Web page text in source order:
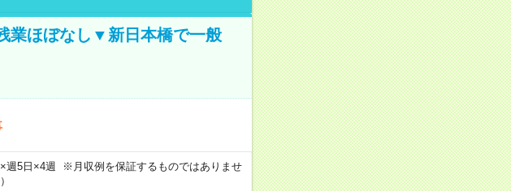
業ほぼなし▼新日本橋で一般
5日×4週 ※月収例を保証するものではありませ